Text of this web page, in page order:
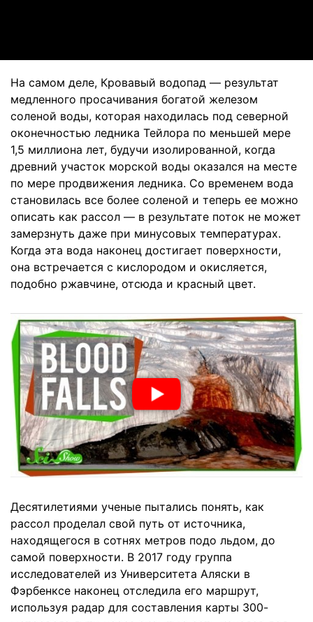
На самом деле, Кровавый водопад — результат
медленного просачивания богатой железом
соленой воды, которая находилась под северной
оконечностью ледника Тейлора по меньшей мере
1,5 миллиона лет, будучи изолированной, когда
древний участок морской воды оказался на месте
по мере продвижения ледника. Со временем вода
становилась все более соленой и теперь ее можно
описать как рассол — в результате поток не может
замерзнуть даже при минусовых температурах.
Когда эта вода наконец достигает поверхности,
она встречается с кислородом и окисляется,
подобно ржавчине, отсюда и красный цвет.
Десятилетиями ученые пытались понять, как
рассол проделал свой путь от источника,
находящегося в сотнях метров подо льдом, до
самой поверхности. В 2017 году группа
исследователей из Университета Аляски в
Фэрбенксе наконец отследила его маршрут,
используя радар для составления карты 300-